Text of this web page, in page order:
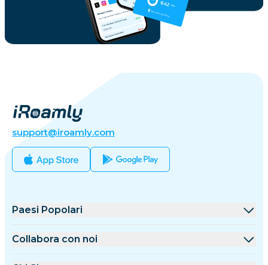
support@iroamly.com
Paesi Popolari
Stati Uniti
Collabora con noi
Piattaforma All'ingrosso